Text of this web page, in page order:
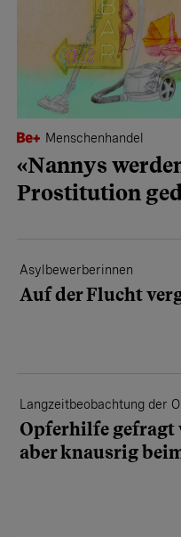
Menschenhandel
«Nannys
Prostitution
Asylbewerberinnen
Auf der Flucht
Langzeitbeobachtung der
Opferhilfe gefragt
aber knausrig